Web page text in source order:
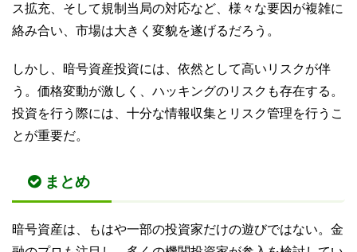
ス拡充、そして規制当局の対応など、様々な要因が複雑に
絡み合い、市場は大きく変貌を遂げるだろう。
しかし、暗号資産投資には、依然として高いリスクが伴
う。価格変動が激しく、ハッキングのリスクも存在する。
投資を行う際には、十分な情報収集とリスク管理を行うこ
とが重要だ。
まとめ
暗号資産は、もはや一部の投資家だけの遊びではない。金